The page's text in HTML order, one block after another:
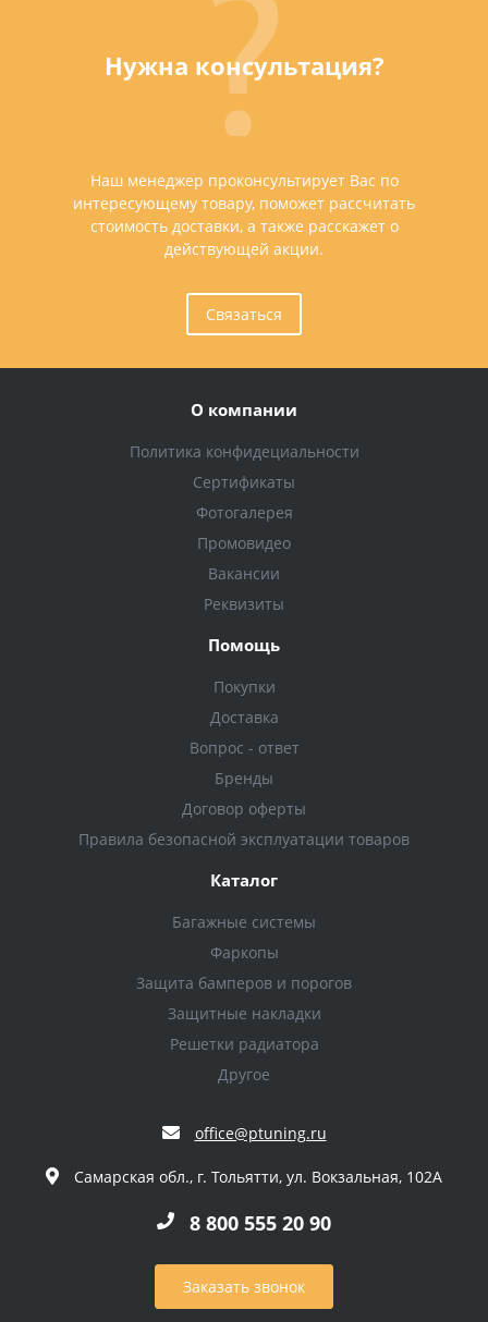
Нужна консультация?
Наш менеджер проконсультирует Вас по
интересующему товару, поможет рассчитать
стоимость доставки, а также расскажет о
действующей акции.
Связаться
О компании
Политика конфидециальности
Сертификаты
Фотогалерея
Промовидео
Вакансии
Реквизиты
Помощь
Покупки
Доставка
Вопрос - ответ
Бренды
Договор оферты
Правила безопасной эксплуатации товаров
Каталог
Багажные системы
Фаркопы
Защита бамперов и порогов
Защитные накладки
Решетки радиатора
Другое
office@ptuning.ru
Самарская обл., г. Тольятти, ул. Вокзальная, 102А
8 800 555 20 90
Заказать звонок